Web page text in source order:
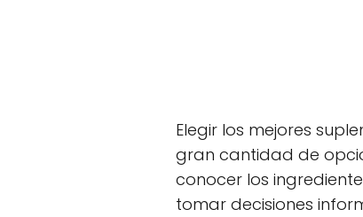
Elegir los mejores
gran cantidad de
conocer los
tomar decisiones